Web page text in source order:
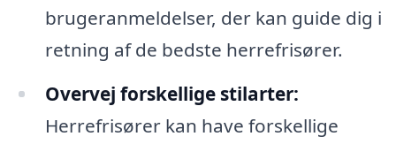
brugeranmeldelser, der kan guide dig i
retning af de bedste herrefrisører.
Overvej forskellige stilarter:
Herrefrisører kan have forskellige